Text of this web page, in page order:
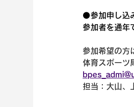
⚫️参加申し込
参加者を通年
参加希望の方
体育スポーツ
担当：大山、